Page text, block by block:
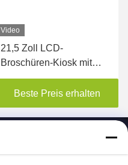
Video
21,5 Zoll LCD-
Broschüren-Kiosk mit
Broschüren-Haltern
Beste Preis erhalten